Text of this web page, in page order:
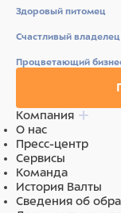
Ингредиенты
Мясо и мясные
12%), морковь 4
яйцо 2%,
масло 0,5%,
Здоровый питомец
Счастливый владелец
Процветающий
Компания
О нас
Пресс-центр
Сервисы
Команда
История Валты
Сведения об